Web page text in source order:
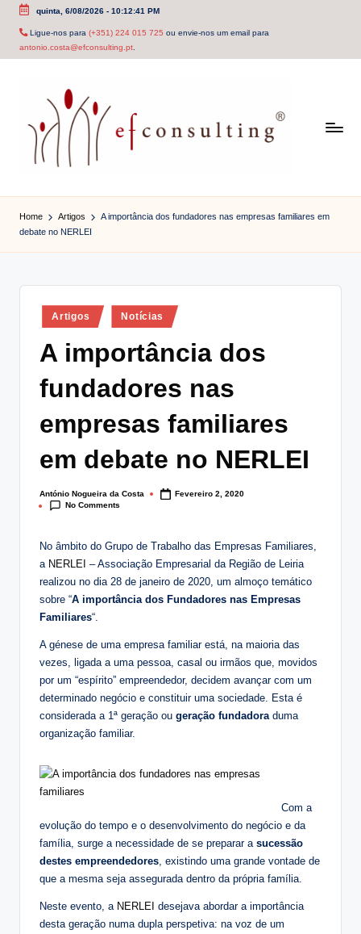
Skip
quinta, 6/08/2026- 10:12:42 PM
Ligue-nos para (+351) 224 015 725 ou envie-nos um email para
antonio.costa@efconsulting.pt.
f
Home Artigos
A importância dos fundadores nas empresas familiares em
debate no NERLEI
Posted
in
Artigos Notícias
A importância dos
fundadores nas
empresas familiares
em debate no NERLEI
Posted
by
António Nogueira da Costa
Fevereiro 2, 2020
No Comments
No âmbito do Grupo de Trabalho das Empresas Familiares,
a NERLEI – Associação Empresarial da Região de Leiria
realizou no dia 28 de janeiro de 2020, um almoço temático
sobre “A importância dos Fundadores nas Empresas
Familiares“.
A génese de uma empresa familiar está, na maioria das
vezes, ligada a uma pessoa, casal ou irmãos que, movidos
por um “espírito” empreendedor, decidem avançar com um
determinado negócio e constituir uma sociedade. Esta é
considerada a 1ª geração ou geração fundadora duma
organização familiar.
Com a
evolução do tempo e o desenvolvimento do negócio e da
família, surge a necessidade de se preparar a sucessão
destes empreendedores , existindo uma grande vontade de
que a mesma seja assegurada dentro da própria família.
Neste evento, a NERLEI desejava abordar a importância
desta geração numa dupla perspetiva: na voz de um